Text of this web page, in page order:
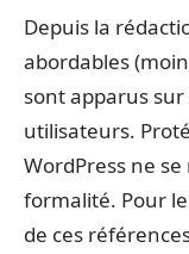
Depuis la
abordables
sont apparus
utilisateurs.
WordPress ne
formalité. Pour
de ces